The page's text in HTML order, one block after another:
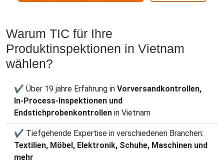
Warum TIC für Ihre
Produktinspektionen in Vietnam
wählen?
✔ Über 19 jahre Erfahrung in Vorversandkontrollen,
In-Process-Inspektionen und
Endstichprobenkontrollen in Vietnam
✔ Tiefgehende Expertise in verschiedenen Branchen:
Textilien, Möbel, Elektronik, Schuhe, Maschinen und
mehr